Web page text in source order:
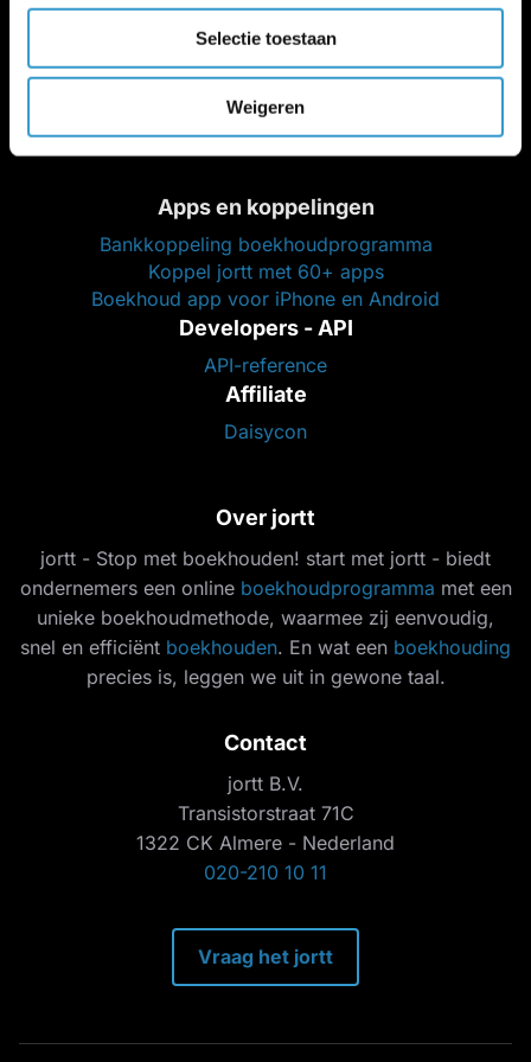
Selectie toestaan
Weigeren
Ik zoek een administratiekantoor
Werken bij jortt
Vacatures HQ Almere
Apps en koppelingen
Bankkoppeling boekhoudprogramma
Koppel jortt met 60+ apps
Boekhoud app voor iPhone en Android
Developers - API
API-reference
Affiliate
Daisycon
Over jortt
jortt - Stop met boekhouden! start met jortt - biedt
ondernemers een online boekhoudprogramma met een
unieke boekhoudmethode, waarmee zij eenvoudig,
snel en efficiënt boekhouden. En wat een boekhouding
precies is, leggen we uit in gewone taal.
Contact
jortt B.V.
Transistorstraat 71C
1322 CK Almere - Nederland
020-210 10 11
Vraag het jortt